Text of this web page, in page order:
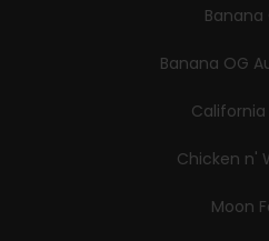
Banana
Banana OG
California
Chicken n'
Moon